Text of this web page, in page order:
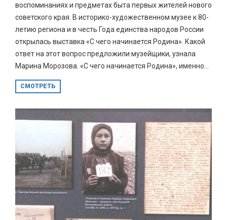
воспоминаниях и предметах быта первых жителей нового
советского края. В историко-художественном музее к 80-
летию региона и в честь Года единства народов России
открылась выставка «С чего начинается Родина». Какой
ответ на этот вопрос предложили музейщики, узнала
Марина Морозова. «С чего начинается Родина», именно...
СМОТРЕТЬ